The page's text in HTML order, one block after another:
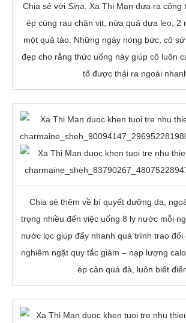
Chia sẻ với Sina , Xa Thi Mạn đưa ra
ép cùng rau chân vịt, nửa quả dưa leo, 2
một quả táo. Những ngày nóng bức, cô
đẹp cho rằng thức uống này giúp cô luôn
tố được thải ra ngoài
Chia sẻ thêm về bí quyết dưỡng da,
trọng nhiều đến việc uống 8 ly nước mỗi
nước lọc giúp đẩy nhanh quá trình trao
nghiêm ngặt quy tắc giảm – nạp lượng
ép cân quá đà, luôn biết